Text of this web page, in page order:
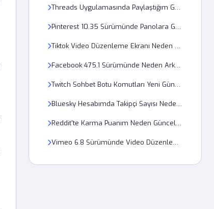
Threads Uygulamasında Paylaştığım Gönderiyi Başkaları Neden Göremiyor?
Pinterest 10.35 Sürümünde Panolara Görsel Ekleme Hatası Nasıl Giderilir?
Tiktok Video Düzenleme Ekranı Neden Yükleme Hatası Veriyor?
Facebook 475.1 Sürümünde Neden Arkadaşlık İstekleri Görünmüyor?
Twitch Sohbet Botu Komutları Yeni Güncellemede Çalışmıyor, Neden?
Bluesky Hesabımda Takipçi Sayısı Neden Sürekli Değişiyor?
Reddit'te Karma Puanım Neden Güncellenmiyor ve Eksik Gözüküyor?
Vimeo 6.8 Sürümünde Video Düzenleme Paneli Neden Açılmıyor?